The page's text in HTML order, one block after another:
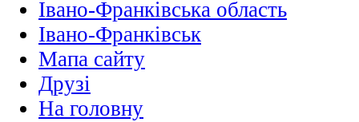
Івано-Франківська область
Івано-Франківськ
Мапа сайту
Друзі
На головну